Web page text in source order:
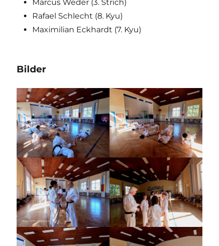
Marcus Weder (3. Strich)
Rafael Schlecht (8. Kyu)
Maximilian Eckhardt (7. Kyu)
Bilder